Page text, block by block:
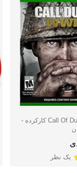
بازی Call Of Duty: WWII کارکرده -
یک نظر